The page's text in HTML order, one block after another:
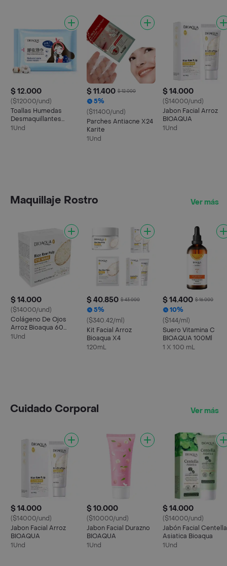
$ 12.000
($12000/und)
Toallas Humedas
Desmaquillantes
Bioaqua
1Und
$ 11.400 $ 12.000
5%
($11400/und)
Parches Antiacne X24
Karite
1Und
$ 14.000
($14000/und)
Jabon Facial Arroz
BIOAQUA
1Und
Maquillaje Rostro Ver más
$ 14.000
($14000/und)
Colágeno De Ojos
Arroz Bioaqua 60
Unidades
1Und
$ 40.850 $ 43.000
5%
($340.42/ml)
Kit Facial Arroz
Bioaqua X4
120mL
$ 14.400 $ 16.000
10%
($144/ml)
Suero Vitamina C
BIOAQUA 100Ml
1 X 100 mL
Cuidado Corporal Ver más
$ 14.000
($14000/und)
Jabon Facial Arroz
BIOAQUA
1Und
$ 10.000
($10000/und)
Jabon Facial Durazno
BIOAQUA
1Und
$ 14.000
($14000/und)
Jabón Facial Centella
Asiatica Bioaqua
1Und